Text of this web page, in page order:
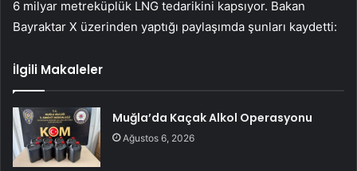
6 milyar metreküplük LNG tedarikini kapsıyor. Bakan
Bayraktar X üzerinden yaptığı paylaşımda şunları kaydetti:
İlgili Makaleler
Muğla’da Kaçak Alkol Operasyonu
Ağustos 6, 2026